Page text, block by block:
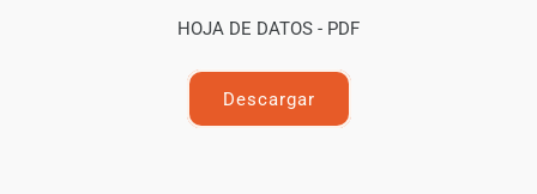
HOJA DE DATOS - PDF
Descargar